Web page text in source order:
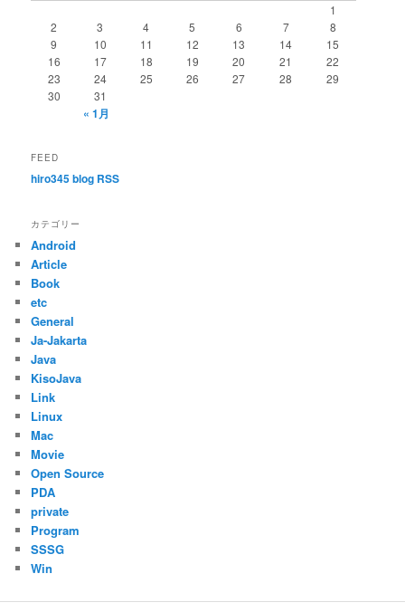
1
2
3 4 5 6 7
8
9
10 11 12 13 14
15
16
17 18 19 20 21
22
23
24 25 26 27 28
29
30
31
« 1月
FEED
hiro345 blog RSS
カテゴリー
Android
Article
Book
etc
General
Ja-Jakarta
Java
KisoJava
Link
Linux
Mac
Movie
Open Source
PDA
private
Program
SSSG
Win